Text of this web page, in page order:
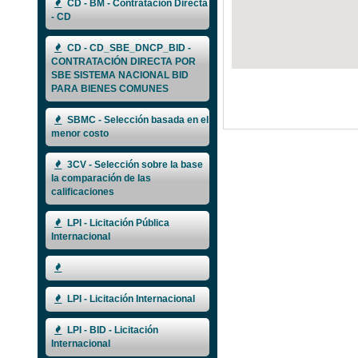
CD - BM - Contratación Directa
- CD
CD - CD_SBE_DNCP_BID -
CONTRATACIÓN DIRECTA POR
SBE SISTEMA NACIONAL BID
PARA BIENES COMUNES
SBMC - Selección basada en el
menor costo
3CV - Selección sobre la base
la comparación de las
calificaciones
LPI - Licitación Pública
Internacional
LPI - Licitación Internacional
LPI - BID - Licitación
Internacional